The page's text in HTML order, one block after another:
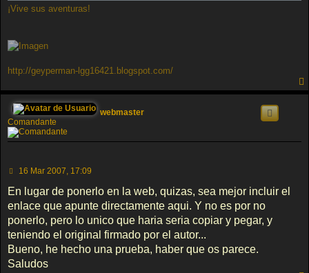
¡Vive sus aventuras!
http://geyperman-lgg16421.blogspot.com/
webmaster
Comandante
M
n
a
j
16 Mar 2007, 17:09
En lugar de ponerlo en la web, quizas, sea mejor incluir el
enlace que apunte directamente aqui. Y no es por no
ponerlo, pero lo unico que haria seria copiar y pegar, y
teniendo el original firmado por el autor...
Bueno, he hecho una prueba, haber que os parece.
Saludos